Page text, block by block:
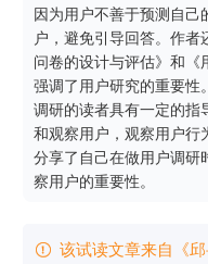
因为用户不善于预测自己
户，避免引导回答。作
问卷的设计与评估》和《
强调了用户研究的重要性
调研的读者具有一定的指
和观察用户，观察用户行
分享了自己在做用户调研
察用户的重要性。
 该试读文章来自《